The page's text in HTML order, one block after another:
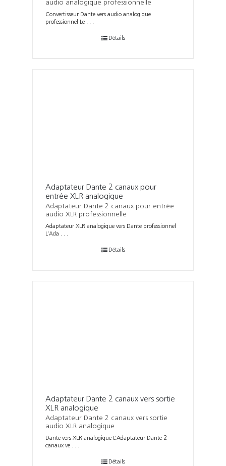
audio analogique professionnelle
Convertisseur Dante vers audio analogique
professionnel Le . . .
Détails
Adaptateur Dante 2 canaux pour
entrée XLR analogique
Adaptateur Dante 2 canaux pour entrée
audio XLR professionnelle
Adaptateur XLR analogique vers Dante professionnel
L’Ada . . .
Détails
Adaptateur Dante 2 canaux vers sortie
XLR analogique
Adaptateur Dante 2 canaux vers sortie
audio XLR analogique
Dante vers XLR analogique L’Adaptateur Dante 2
canaux ve . . .
Détails